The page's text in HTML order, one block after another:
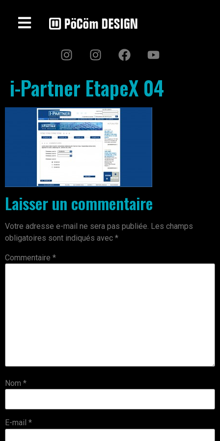
i-Partner EtapeX 04
Laisser un commentaire
Votre adresse e-mail ne sera pas publiée. Les champs
obligatoires sont indiqués avec *
Commentaire *
Nom *
E-mail *